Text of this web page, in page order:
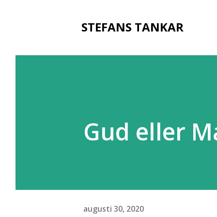
STEFANS TANKAR
Gud eller
augusti 30, 2020